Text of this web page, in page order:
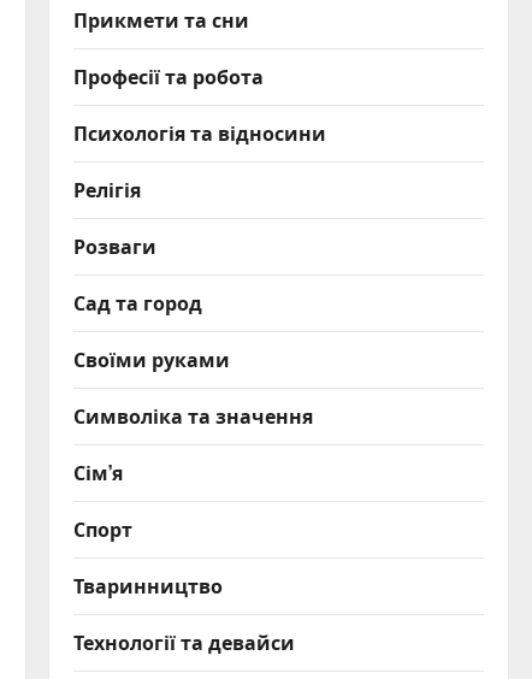
Прикмети та сни
Професії та робота
Психологія та відносини
Релігія
Розваги
Сад та город
Своїми руками
Символіка та значення
Сім’я
Спорт
Тваринництво
Технології та девайси